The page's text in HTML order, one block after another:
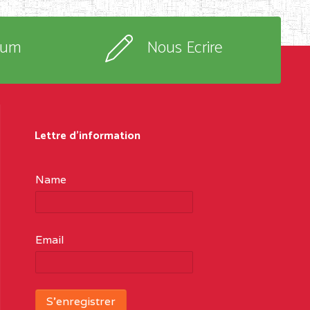
Nous Ecrire
Lettre d'information
Name
Email